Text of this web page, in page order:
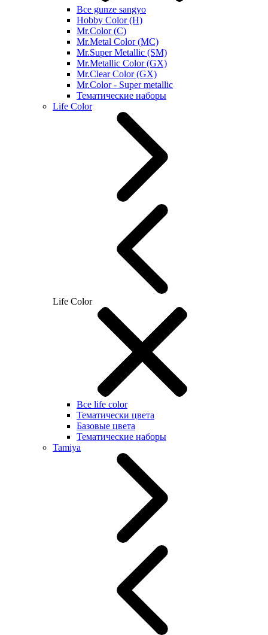
Все gunze sangyo
Hobby Color (H)
Mr.Color (C)
Mr.Metal Color (MC)
Mr.Super Metallic (SM)
Mr.Metallic Color (GX)
Mr.Clear Color (GX)
Mr.Color - Super metallic
Тематические наборы
Life Color
Life Color
Все life color
Тематически цвета
Базовые цвета
Тематические наборы
Tamiya